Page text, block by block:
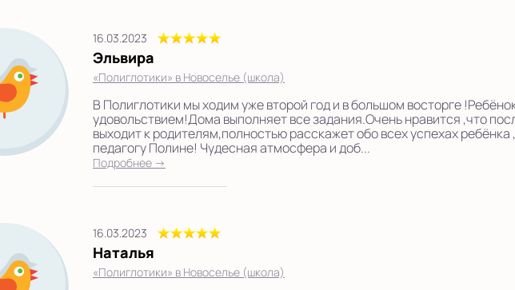
16.03.2023
Эльвира
«Полиглотики» в Новоселье (школа)
В Полиглотики мы ходим уже второй год и в большом восторге
удовольствием!Дома выполняет все задания.Очень нравится ,что
выходит к родителям,полностью расскажет обо всех успехах
педагогу Полине! Чудесная атмосфера и доб...
Подробнее →
16.03.2023
Наталья
«Полиглотики» в Новоселье (школа)